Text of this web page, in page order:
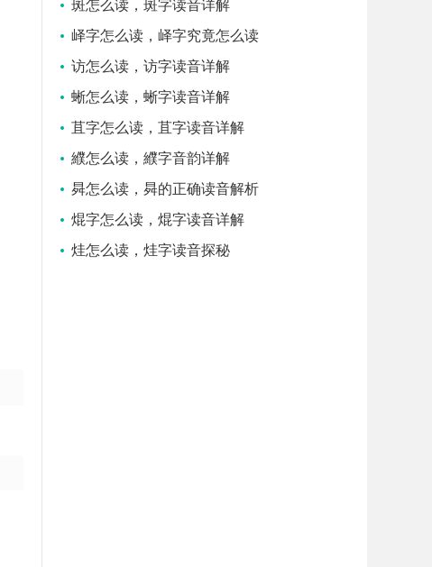
斑怎么读，斑字读音详解
峄字怎么读，峄字究竟怎么读
访怎么读，访字读音详解
蜥怎么读，蜥字读音详解
苴字怎么读，苴字读音详解
纀怎么读，纀字音韵详解
曻怎么读，曻的正确读音解析
焜字怎么读，焜字读音详解
烓怎么读，烓字读音探秘